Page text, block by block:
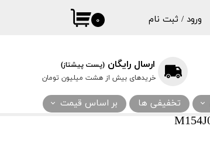
۰ ورود / ثبت نام
تغییر گذر واژه
سفارشات
خروج از حساب
کاربری
تخفیفی ها بر اساس قیمت
ارسال رایگان (پست پیشتاز)
خریدهای بیش از هشت میلیون تومان